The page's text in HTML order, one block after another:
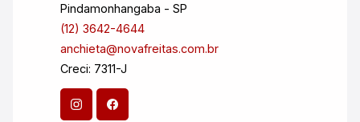
Pindamonhangaba - SP
(12) 3642-4644
anchieta@novafreitas.com.br
Creci: 7311-J